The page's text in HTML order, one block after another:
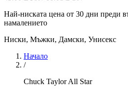
Най-ниската цена от 30 дни преди
намалението
Ниски, Мъжки, Дамски, Унисекс
Начало
/
Chuck Taylor All Star